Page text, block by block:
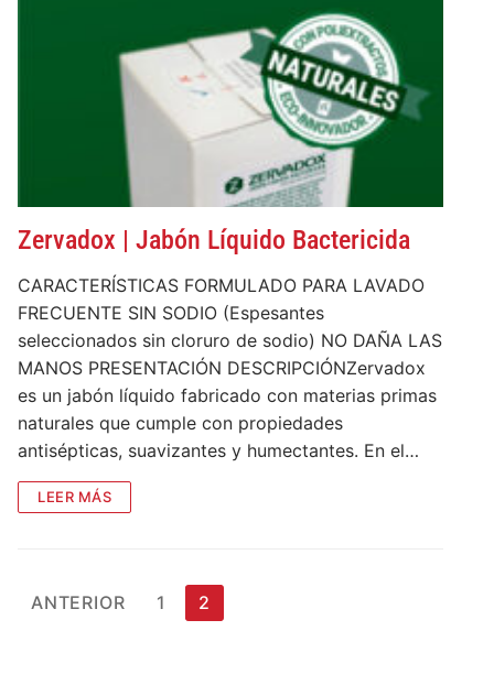
Zervadox | Jabón Líquido Bactericida
CARACTERÍSTICAS FORMULADO PARA LAVADO
FRECUENTE SIN SODIO (Espesantes
seleccionados sin cloruro de sodio) NO DAÑA LAS
MANOS PRESENTACIÓN DESCRIPCIÓNZervadox
es un jabón líquido fabricado con materias primas
naturales que cumple con propiedades
antisépticas, suavizantes y humectantes. En el…
LEER MÁS
ANTERIOR 1 2